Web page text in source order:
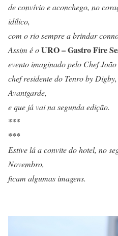
de convívio e aconchego, no
idílico,
com o rio sempre a brindar
Assim é oURO – Gastro Fire
evento imaginado pelo Chef
chef residente do Tenro by
Avantgarde,
e que já vai na segunda edição.
***
***
Estive lá a convite do hotel, no
Novembro,
ficam algumas imagens.